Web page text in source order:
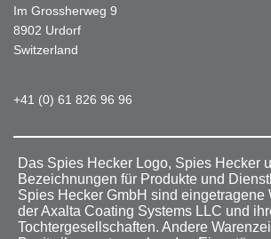
Im Grossherweg 9
8902 Urdorf
Switzerland
+41 (0) 61 826 96 96
Das Spies Hecker Logo, Spies Hecker
Bezeichnungen für Produkte und
Spies Hecker GmbH sind eingetragene
der Axalta Coating Systems LLC und
Tochtergesellschaften. Andere